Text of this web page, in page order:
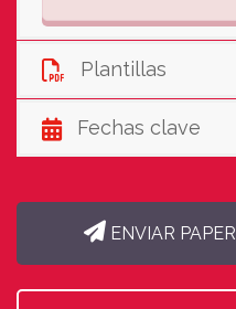
Plantillas
Fechas clave
ENVIAR PAPER